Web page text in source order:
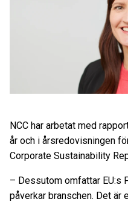
NCC har arbetat med
år och i årsredovisningen
Corporate Sustainability
– Dessutom omfattar EU:s
påverkar branschen. Det är